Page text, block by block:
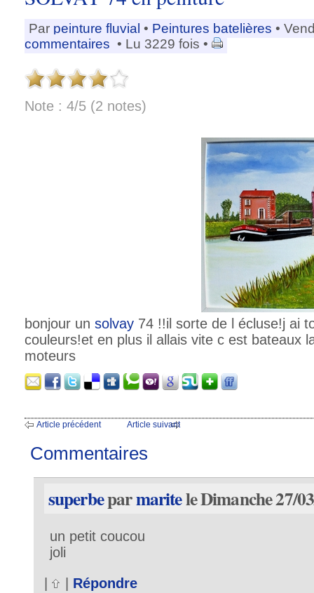
Par peinture fluvial • Peintures batelières •
commentaires • Lu 3229 fois •
Note : 4/5 (2 notes)
bonjour un solvay 74 !!il sorte de l écluse!j ai
couleurs!et en plus il allais vite c est bateaux
moteurs
Article précédent Article suivant
Commentaires
superbeparmaritele Dimanche 27/
un petit coucou
joli
Répondre